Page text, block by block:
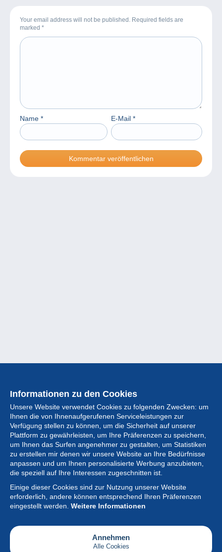
Your email address will not be published. Required fields are
marked *
Name * E-Mail *
Informationen zu den Cookies
Unsere Website verwendet Cookies zu folgenden Zwecken: um
Ihnen die von Ihnenaufgerufenen Serviceleistungen zur
Verfügung stellen zu können, um die Sicherheit auf unserer
Plattform zu gewährleisten, um Ihre Präferenzen zu speichern,
um Ihnen das Surfen angenehmer zu gestalten, um Statistiken
zu erstellen mir denen wir unsere Website an Ihre Bedürfnisse
anpassen und um Ihnen personalisierte Werbung anzubieten,
die speziell auf Ihre Interessen zugeschnitten ist.
Einige dieser Cookies sind zur Nutzung unserer Website
erforderlich, andere können entsprechend Ihren Präferenzen
eingestellt werden. Weitere Informationen
Annehmen
Alle Cookies
Sammlung
Neuigkeiten
Artikel
Gesellschaft